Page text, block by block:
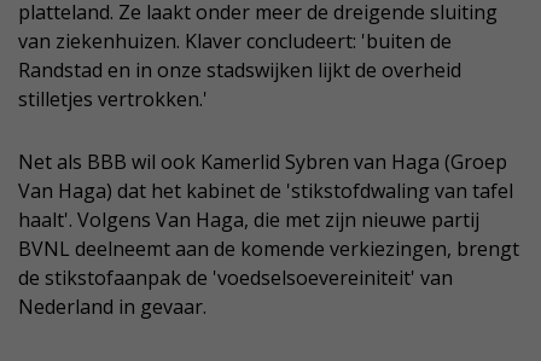
platteland. Ze laakt onder meer de dreigende sluiting
van ziekenhuizen. Klaver concludeert: 'buiten de
Randstad en in onze stadswijken lijkt de overheid
stilletjes vertrokken.'
Net als BBB wil ook Kamerlid Sybren van Haga (Groep
Van Haga) dat het kabinet de 'stikstofdwaling van tafel
haalt'. Volgens Van Haga, die met zijn nieuwe partij
BVNL deelneemt aan de komende verkiezingen, brengt
de stikstofaanpak de 'voedselsoevereiniteit' van
Nederland in gevaar.